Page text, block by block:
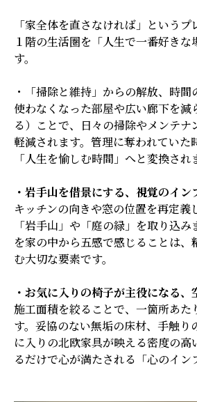
「家全体を直さなければ」というプ
１階の生活圏を「人生で一番好きな
す。
・「掃除と維持」からの解放、時間
使わなくなった部屋や広い廊下を減
る）ことで、日々の掃除やメンテナ
軽減されます。管理に奪われていた
「人生を愉しむ時間」へと変換され
・岩手山を借景にする、視覚のイン
キッチンの向きや窓の位置を再定義
「岩手山」や「庭の緑」を取り込
を家の中から五感で感じることは、
む大切な要素です。
・お気に入りの椅子が主役になる、
施工面積を絞ることで、一箇所あた
す。妥協のない無垢の床材、手触り
に入りの北欧家具が映える密度の高
るだけで心が満たされる「心のイン